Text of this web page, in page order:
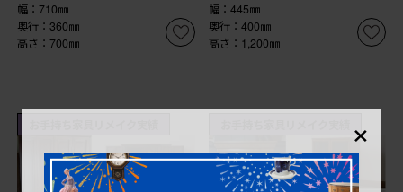
幅：710㎜
奥行：360㎜
高さ：700㎜
幅：445㎜
奥行：400㎜
高さ：1,200㎜
×